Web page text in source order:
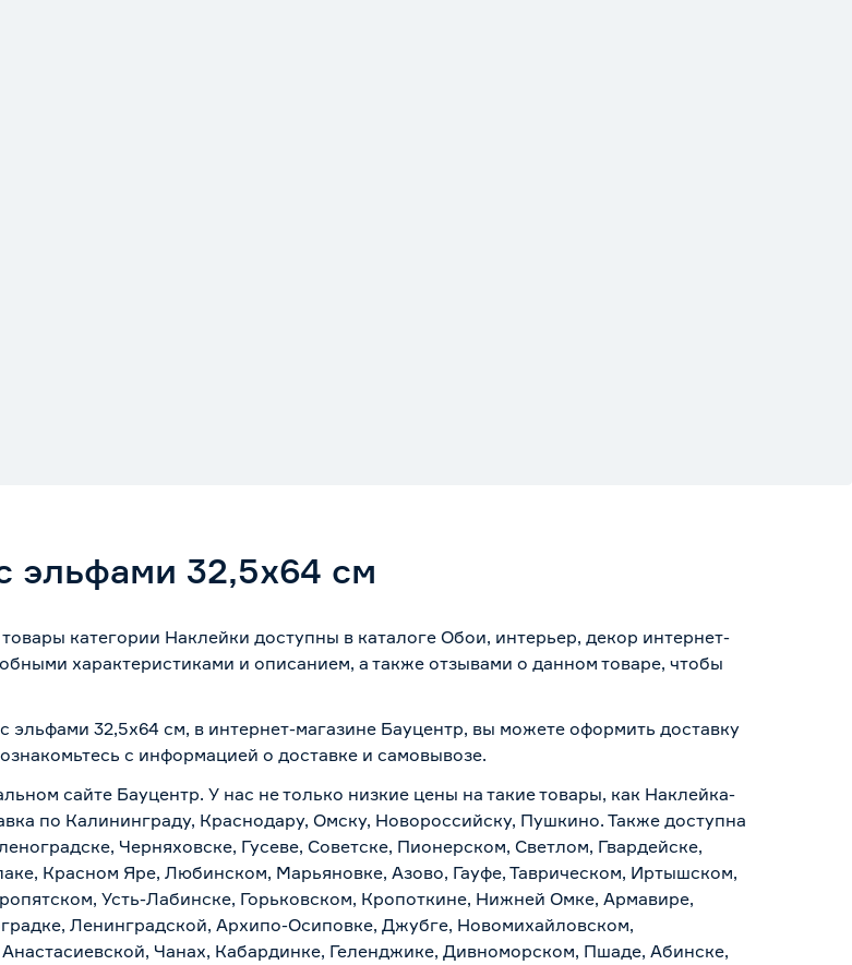
эльфами 32,5х64 см
категории Наклейки доступны в каталоге Обои, интерьер, декор интернет-
характеристиками и описанием, а также отзывами о данном товаре, чтобы
32,5х64 см, в интернет-магазине Бауцентр, вы можете оформить доставку
с информацией о доставке и самовывозе.
сайте Бауцентр. У нас не только низкие цены на такие товары, как Наклейка-
по Калининграду, Краснодару, Омску, Новороссийску, Пушкино. Также доступна
Черняховске, Гусеве, Советске, Пионерском, Светлом, Гвардейске,
Красном Яре, Любинском, Марьяновке, Азово, Гауфе, Таврическом, Иртышском,
Усть-Лабинске, Горьковском, Кропоткине, Нижней Омке, Армавире,
Ленинградской, Архипо-Осиповке, Джубге, Новомихайловском,
Чанах, Кабардинке, Геленджике, Дивноморском, Пшаде, Абинске,